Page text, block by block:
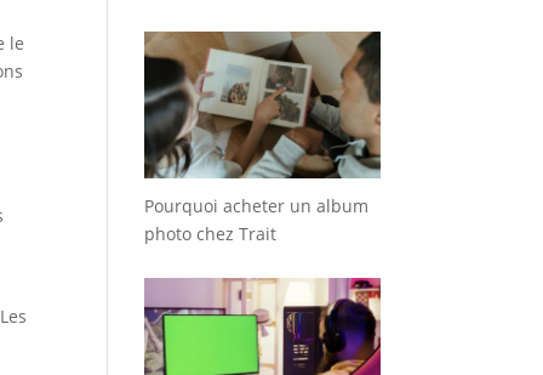
le
Pourquoi acheter un album
photo chez Trait